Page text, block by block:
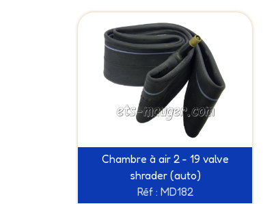
Chambre à air 2 - 19 valve
shrader (auto)
Réf : MD182